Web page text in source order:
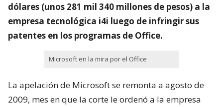
dólares (unos 281 mil 340 millones de pesos) a la
empresa tecnológica i4i luego de infringir sus
patentes en los programas de Office.
Microsoft en la mira por el Office
La apelación de Microsoft se remonta a agosto de
2009, mes en que la corte le ordenó a la empresa